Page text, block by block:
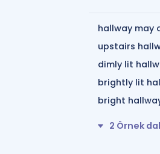
hallway may
upstairs
dimly lit
brightly lit
bright
2 Örnek